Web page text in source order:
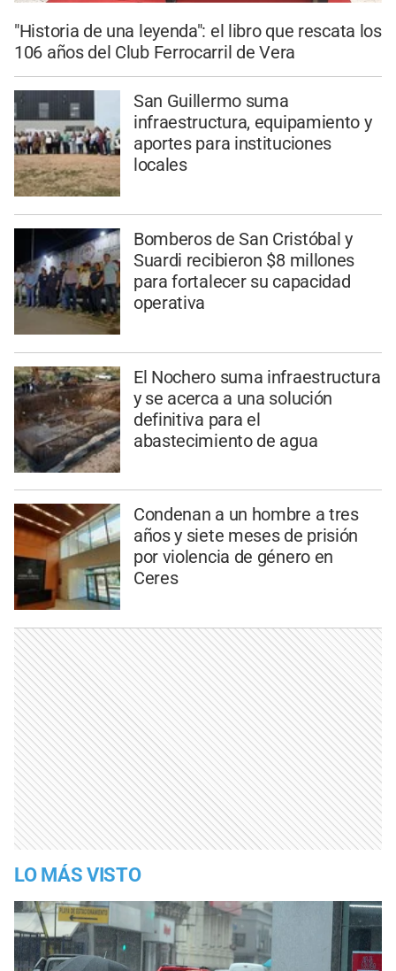
"Historia de una leyenda": el libro que rescata los
106 años del Club Ferrocarril de Vera
San Guillermo suma
infraestructura, equipamiento y
aportes para instituciones
locales
Bomberos de San Cristóbal y
Suardi recibieron $8 millones
para fortalecer su capacidad
operativa
El Nochero suma infraestructura
y se acerca a una solución
definitiva para el
abastecimiento de agua
Condenan a un hombre a tres
años y siete meses de prisión
por violencia de género en
Ceres
LO MÁS VISTO